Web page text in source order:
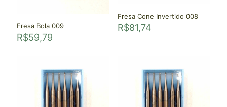
Fresa Bola 009
R$59,79
Fresa Cone Invertido 008
R$81,74